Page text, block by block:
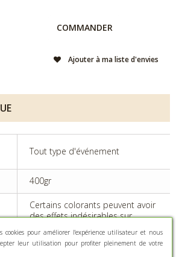
COMMANDER
Ajouter à ma liste d'envies
Tout type d'événement
400gr
Certains colorants peuvent avoir
des effets indésirables sur
enfants
cookies pour améliorer l'expérience utilisateur et nous
leur utilisation pour profiter pleinement de votre